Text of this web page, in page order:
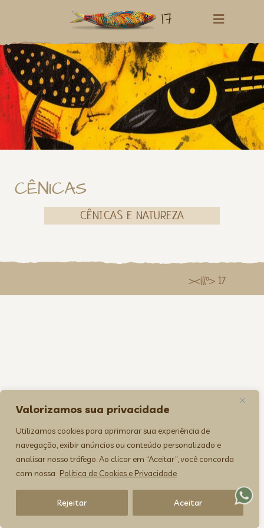
Valorizamos sua privacidade
Utilizamos cookies para aprimorar sua experiência de
navegação, exibir anúncios ou conteúdo personalizado e
analisar nosso tráfego. Ao clicar em “Aceitar”, você concorda
com nossa Política de Cookies e Privacidade
Rejeitar Aceitar
17
CÊNICAS
CÊNICAS E NATUREZA
><(((º> 17